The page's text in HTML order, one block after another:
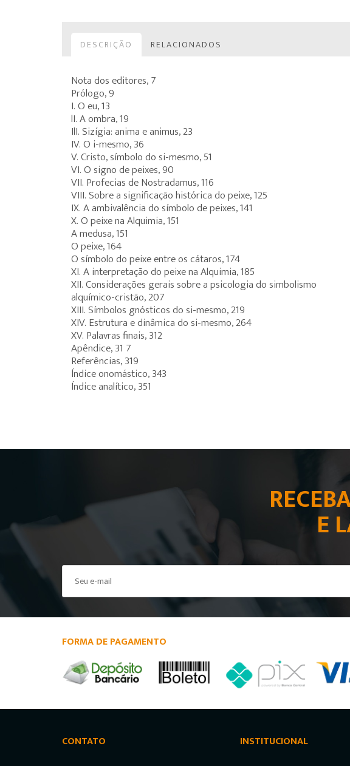
DESCRIÇÃO RELACIONADOS
Nota dos editores, 7
Prólogo, 9
I. O eu, 13
lI. A ombra, 19
IlI. Sizígia: anima e animus, 23
IV. O i-mesmo, 36
V. Cristo, símbolo do si-mesmo, 51
VI. O signo de peixes, 90
VII. Profecias de Nostradamus, 116
VIII. Sobre a significação histórica do peixe, 125
IX. A ambivalência do símbolo de peixes, 141
X. O peixe na Alquimia, 151
A medusa, 151
O peixe, 164
O símbolo do peixe entre os cátaros, 174
XI. A interpretação do peixe na Alquimia, 185
XII. Considerações gerais sobre a psicologia do simbolismo
alquímico-cristão, 207
XIII. Símbolos gnósticos do si-mesmo, 219
XIV. Estrutura e dinâmica do si-mesmo, 264
XV. Palavras finais, 312
Apêndice, 31 7
Referências, 319
Índice onomástico, 343
Índice analítico, 351
E
FORMA DE PAGAMENTO
CONTATO INSTITUCIONAL